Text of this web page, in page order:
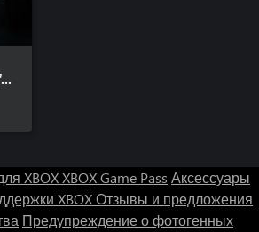
XBOXXBOX Game Pass Аксессуары
XBOXОтзывы и предложения
Предупреждение о фотогенных